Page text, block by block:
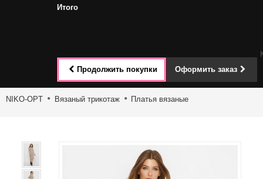
Итого
Продолжить покупки Оформить заказ
Toggle
NIKO-OPT Вязаный трикотаж Платья вязаные